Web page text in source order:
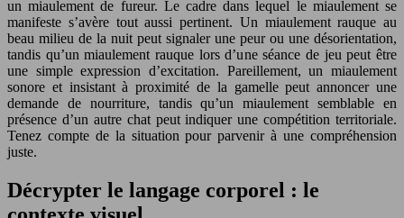
un miaulement de fureur. Le cadre dans lequel le miaulement se
manifeste s’avère tout aussi pertinent. Un miaulement rauque au
beau milieu de la nuit peut signaler une peur ou une désorientation,
tandis qu’un miaulement rauque lors d’une séance de jeu peut être
une simple expression d’excitation. Pareillement, un miaulement
sonore et insistant à proximité de la gamelle peut annoncer une
demande de nourriture, tandis qu’un miaulement semblable en
présence d’un autre chat peut indiquer une compétition territoriale.
Tenez compte de la situation pour parvenir à une compréhension
juste.
Décrypter le langage corporel : le